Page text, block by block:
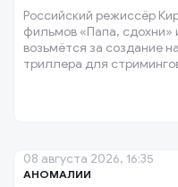
Российский режиссёр
фильмов «Папа, сдохни»
возьмётся за создание
триллера для
АНОМАЛИИ
08 августа 2026, 16:35